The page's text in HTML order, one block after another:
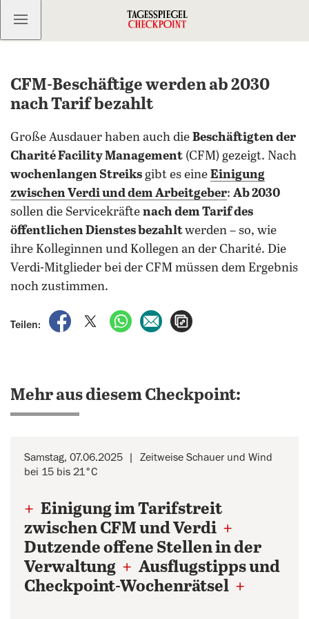
Kostenlos anmelden
CFM-Beschäftige werden ab 2030
nach Tarif bezahlt
Große Ausdauer haben auch die Beschäftigten der
Charité Facility Management (CFM) gezeigt. Nach
wochenlangen Streiks gibt es eine Einigung
zwischen Verdi und dem Arbeitgeber: Ab 2030
sollen die Servicekräfte nach dem Tarif des
öffentlichen Dienstes bezahltwerden – so, wie
ihre Kolleginnen und Kollegen an der Charité. Die
Verdi-Mitglieder bei der CFM müssen dem Ergebnis
noch zustimmen.
Teilen:
auf Facebook teilen
auf X teilenper WhatsApp teilen
per E-Mail teilen
Mehr aus diesem Checkpoint:
Samstag, 07.06.2025
Zeitweise Schauer und Wind
bei 15 bis 21°C
+ Einigung im Tarifstreit
zwischen CFM und Verdi +
Dutzende offene Stellen in der
Verwaltung + Ausflugstipps und
Checkpoint-Wochenrätsel +